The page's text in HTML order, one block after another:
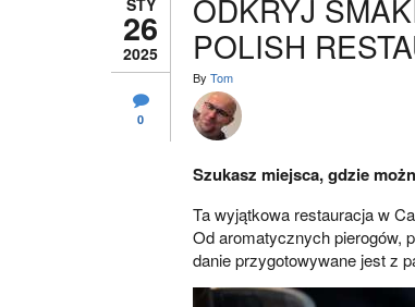
STY
26
2025
0
ODKRYJ
POLISH
By Tom
Szukasz miejsca, gdzie
Ta wyjątkowa restauracja w
Od aromatycznych pierogów,
danie przygotowywane jest z